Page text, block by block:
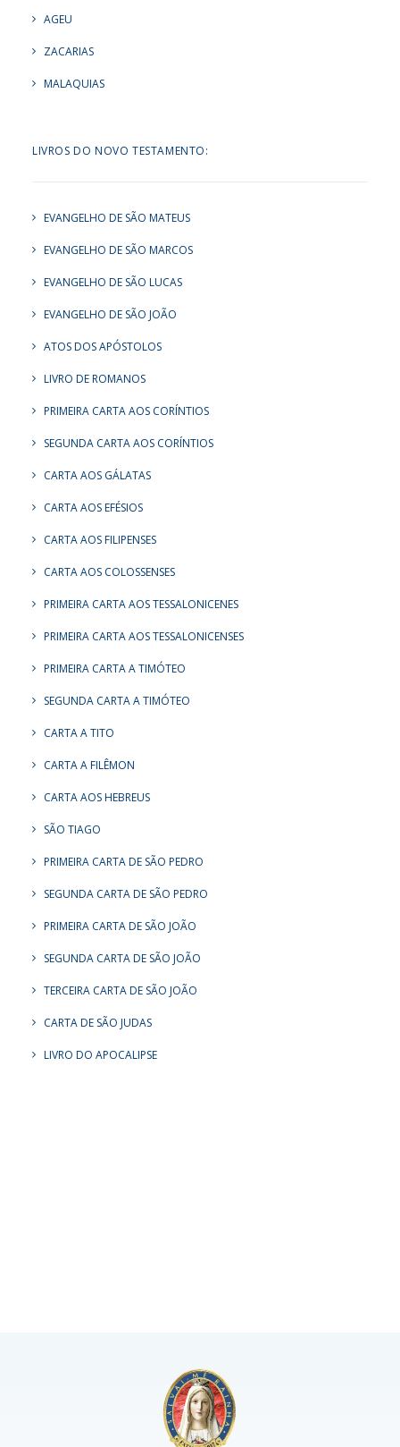
AGEU
ZACARIAS
MALAQUIAS
LIVROS DO NOVO TESTAMENTO:
EVANGELHO DE SÃO MATEUS
EVANGELHO DE SÃO MARCOS
EVANGELHO DE SÃO LUCAS
EVANGELHO DE SÃO JOÃO
ATOS DOS APÓSTOLOS
LIVRO DE ROMANOS
PRIMEIRA CARTA AOS CORÍNTIOS
SEGUNDA CARTA AOS CORÍNTIOS
CARTA AOS GÁLATAS
CARTA AOS EFÉSIOS
CARTA AOS FILIPENSES
CARTA AOS COLOSSENSES
PRIMEIRA CARTA AOS TESSALONICENES
PRIMEIRA CARTA AOS TESSALONICENSES
PRIMEIRA CARTA A TIMÓTEO
SEGUNDA CARTA A TIMÓTEO
CARTA A TITO
CARTA A FILÊMON
CARTA AOS HEBREUS
SÃO TIAGO
PRIMEIRA CARTA DE SÃO PEDRO
SEGUNDA CARTA DE SÃO PEDRO
PRIMEIRA CARTA DE SÃO JOÃO
SEGUNDA CARTA DE SÃO JOÃO
TERCEIRA CARTA DE SÃO JOÃO
CARTA DE SÃO JUDAS
LIVRO DO APOCALIPSE